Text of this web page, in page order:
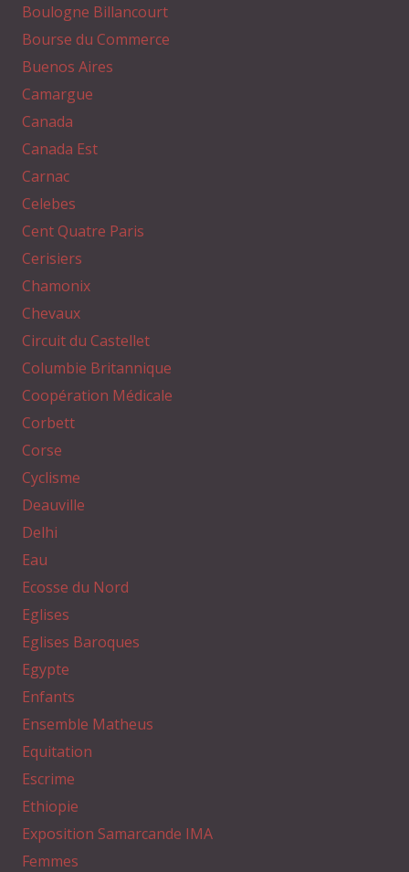
Boulogne Billancourt
Bourse du Commerce
Buenos Aires
Camargue
Canada
Canada Est
Carnac
Celebes
Cent Quatre Paris
Cerisiers
Chamonix
Chevaux
Circuit du Castellet
Columbie Britannique
Coopération Médicale
Corbett
Corse
Cyclisme
Deauville
Delhi
Eau
Ecosse du Nord
Eglises
Eglises Baroques
Egypte
Enfants
Ensemble Matheus
Equitation
Escrime
Ethiopie
Exposition Samarcande IMA
Femmes